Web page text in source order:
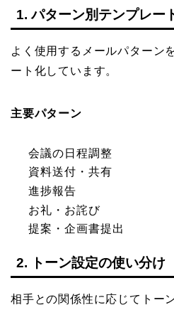
1. パターン別テンプレー
よく使用するメールパターン
ート化しています。
主要パターン
会議の日程調整
資料送付・共有
進捗報告
お礼・お詫び
提案・企画書提出
2. トーン設定の使い分け
相手との関係性に応じてトー